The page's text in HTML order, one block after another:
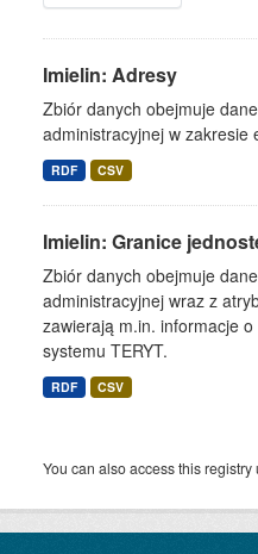
Imielin: Adresy
Zbiór danych obejmuje
administracyjnej w zakresie
RDF CSV
Imielin: Granice
Zbiór danych obejmuje
administracyjnej wraz z
zawierają m.in. informacje
systemu TERYT.
RDF CSV
You can also access this registry